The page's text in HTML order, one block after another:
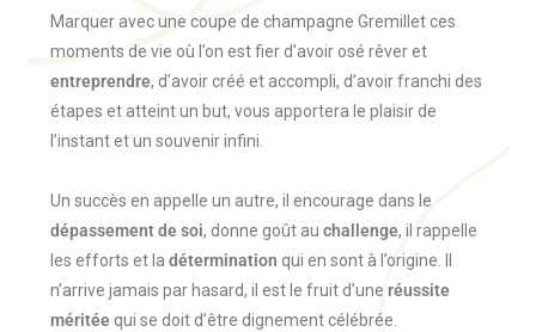
Marquer avec une coupe de champagne Gremillet ces
moments de vie où l’on est fier d’avoir osé rêver et
entreprendre, d’avoir créé et accompli, d’avoir franchi des
étapes et atteint un but, vous apportera le plaisir de
l’instant et un souvenir infini.
Un succès en appelle un autre, il encourage dans le
dépassement de soi, donne goût auchallenge, il rappelle
les efforts et ladétermination qui en sont à l’origine. Il
n’arrive jamais par hasard, il est le fruit d’uneréussite
méritée qui se doit d’être dignement célébrée.